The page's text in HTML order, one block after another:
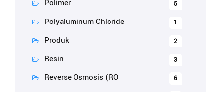
Polimer 5
Polyaluminum Chloride 1
Produk 2
Resin 3
Reverse Osmosis (RO 6